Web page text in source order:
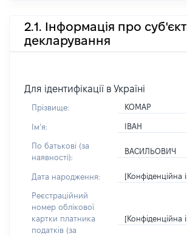
2.1. Інформація про
декларування
Для ідентифікації в Україні
Прізвище: КОМАР
Імʼя: ІВАН
По батькові (за
наявності):
ВАСИЛЬОВИЧ
Дата народження: [Конфіденційна
Реєстраційний
номер облікової
картки платника
податків (за
[Конфіденційна